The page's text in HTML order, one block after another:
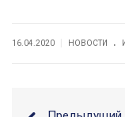
16.04.2020 НОВОСТИ .